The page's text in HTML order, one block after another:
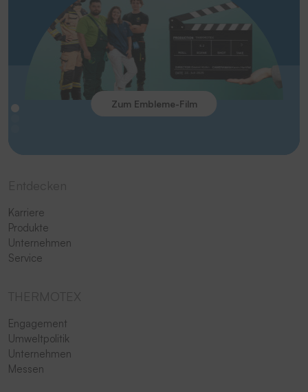
Zum Embleme-Film
Karriere
Produkte
Unternehmen
Service
Engagement
Umweltpolitik
Unternehmen
Messen